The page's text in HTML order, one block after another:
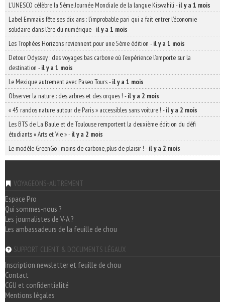
L’UNESCO célèbre la 5ème Journée Mondiale de la langue Kiswahili -il y a 1 mois
Label Emmaüs fête ses dix ans : l’improbable pari qui a fait entrer l’économie
solidaire dans l’ère du numérique-il y a 1 mois
Les Trophées Horizons reviennent pour une 5ème édition -il y a 1 mois
Detour Odyssey : des voyages bas carbone où l’expérience l’emporte sur la
destination -il y a 1 mois
Le Mexique autrement avec Paseo Tours-il y a 1 mois
Observer la nature : des arbres et des orques ! -il y a 2 mois
« 45 randos nature autour de Paris » accessibles sans voiture ! -il y a 2 mois
Les BTS de La Baule et de Toulouse remportent la deuxième édition du défi
étudiants « Arts et Vie »-il y a 2 mois
Le modèle GreenGo : moins de carbone, plus de plaisir ! -il y a 2 mois
VOYAGEONS-AUTREMENT
Espace Pro
Qui sommes-nous ?
Les journalistes de V-A ?
Les ambassadeurs de la feuille de chou
SUPPORT CLIENT & DOCUMENTS LÉGAUX
Inscription newsletter et feuille de chou
Contact
CGU et confidentialité
Mentions légales